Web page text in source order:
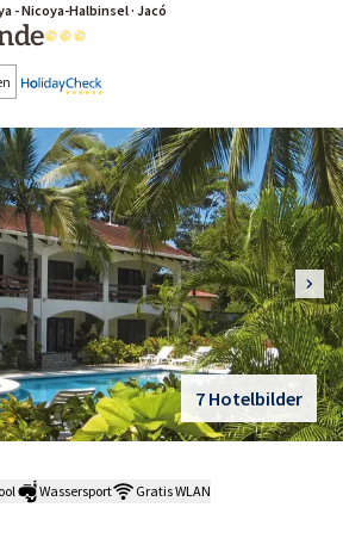
- Nicoya-Halbinsel · Jacó
7 Hotelbilder
Wassersport Gratis WLAN